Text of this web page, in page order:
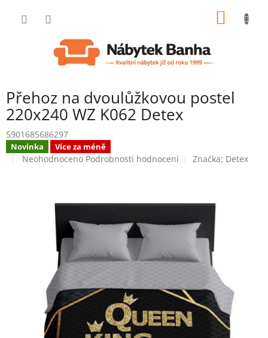
Přehoz na dvoulůžkovou postel
220x240 WZ K062 Detex
5901685686297
Novinka Více za méně
Průměrné
hvězdiček.
Neohodnoceno Podrobnosti hodnocení Značka: Detex